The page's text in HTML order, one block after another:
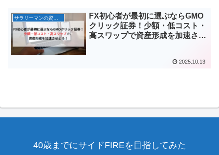
サラリーマンの資産運用
FX初心者が最初に選ぶならGMO
クリック証券！少額・低コスト・
高スワップで資産形成を加速させ
2025.10.13
40歳までにサイドFIREを目指してみた